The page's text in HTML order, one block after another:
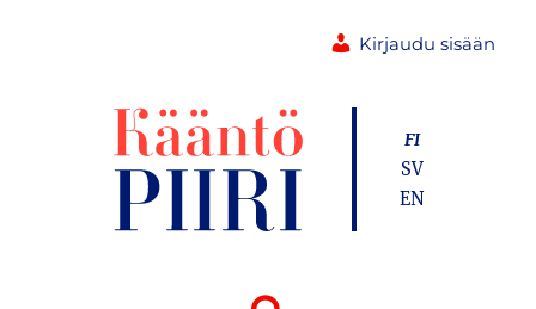
Kirjaudu sisään
FI
SV
EN